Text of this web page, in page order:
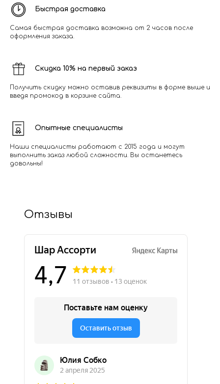
Быстрая доставка
Самая быстрая доставка возможна от 2 часов после
оформления заказа.
Скидка 10% на первый заказ
Получить скидку можно оставив реквизиты в форме выше и
введя промокод в корзине сайта.
Опытные специалисты
Наши специалисты работают с 2015 года и могут
выполнить заказ любой сложности. Вы останетесь
довольны!
Отзывы